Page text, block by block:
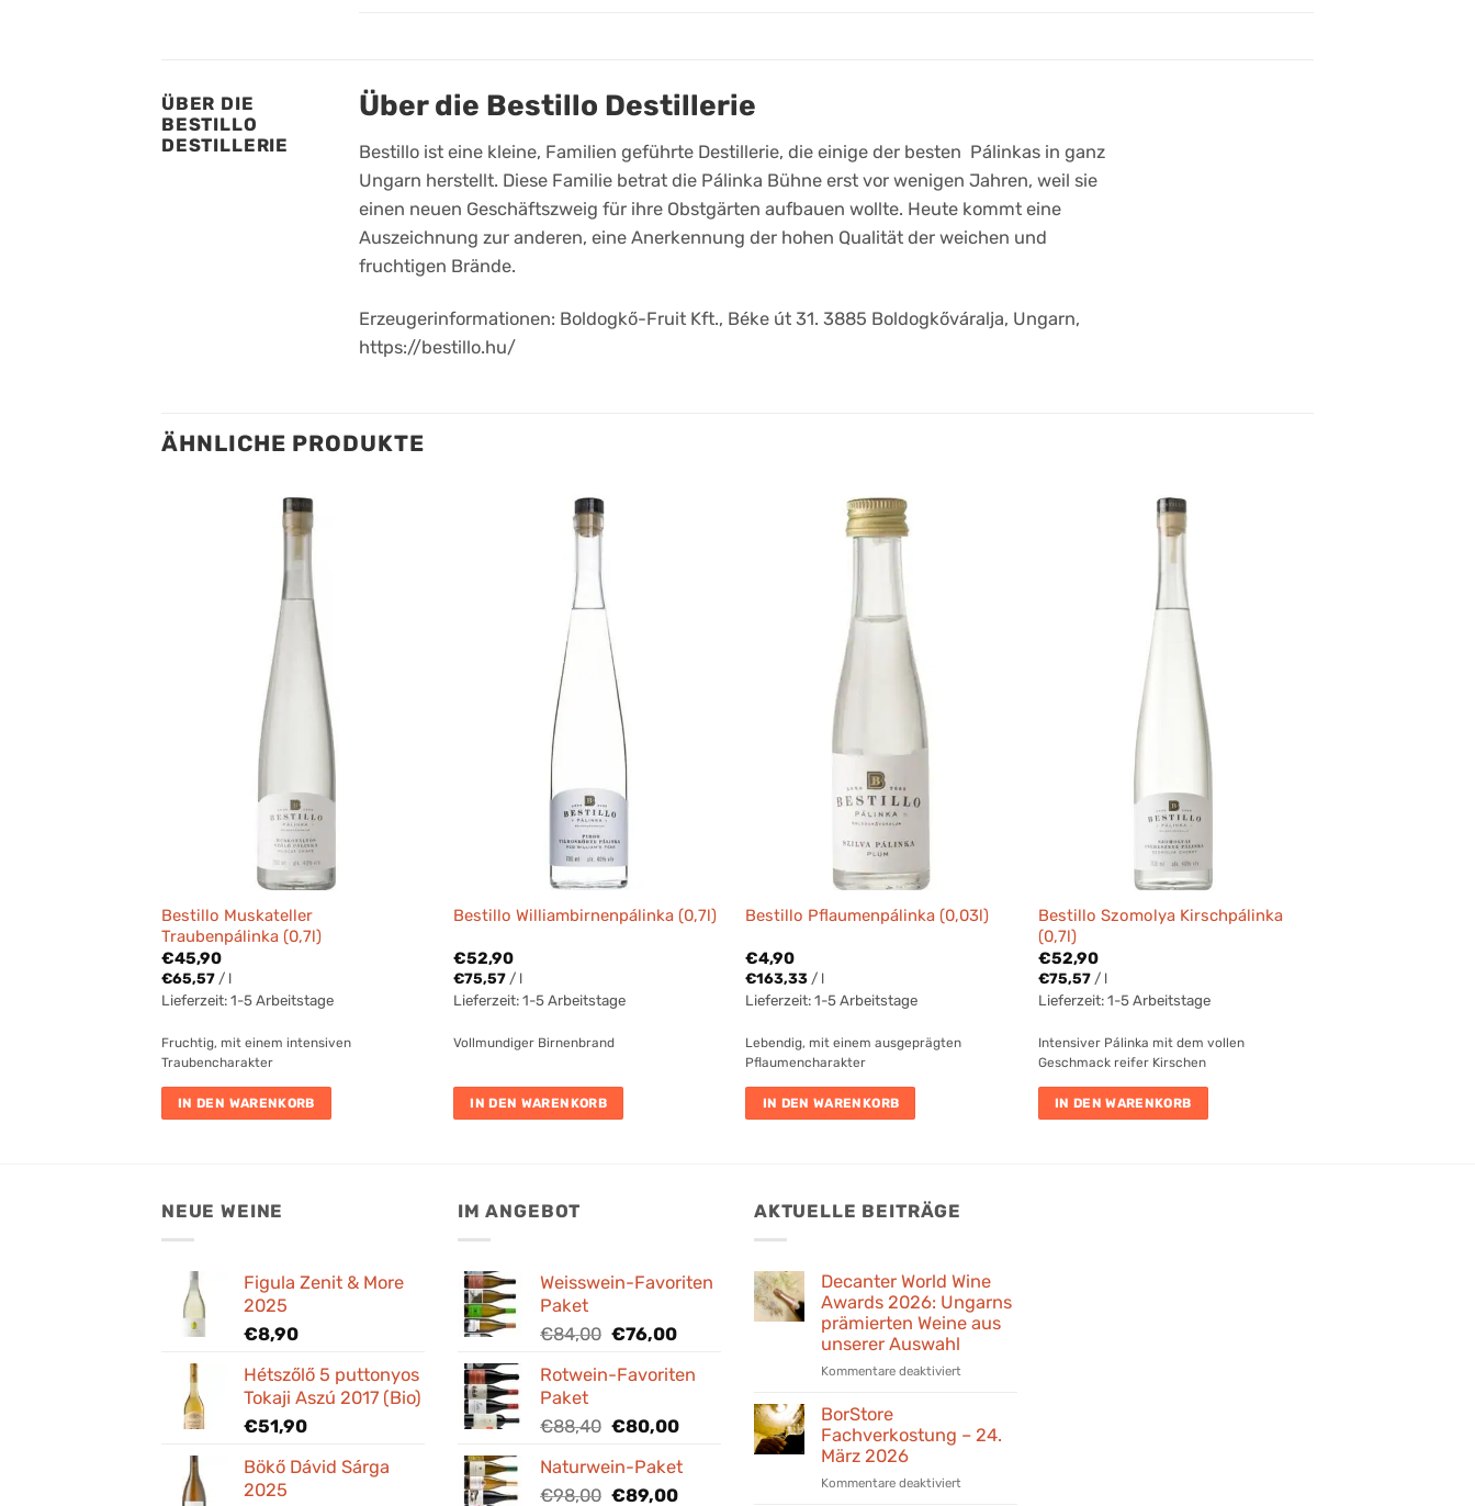
ÜBER DIE
BESTILLO
DESTILLERIE
Über die Bestillo Destillerie
Bestillo ist eine kleine, Familien geführte Destillerie, die einige der besten Pálinkas in ganz
Ungarn herstellt. Diese Familie betrat die Pálinka Bühne erst vor wenigen Jahren, weil sie
einen neuen Geschäftszweig für ihre Obstgärten aufbauen wollte. Heute kommt eine
Auszeichnung zur anderen, eine Anerkennung der hohen Qualität der weichen und
fruchtigen Brände.
Erzeugerinformationen: Boldogkő-Fruit Kft., Béke út 31. 3885 Boldogkőváralja, Ungarn,
https://bestillo.hu/
ÄHNLICHE PRODUKTE
Bestillo Muskateller
Traubenpálinka (0,7l)
€45,90
€65,57/ l
Lieferzeit: 1-5 Arbeitstage
Fruchtig, mit einem intensiven
Traubencharakter
IN DEN WARENKORB
Bestillo Williambirnenpálinka (0,7l)
€52,90
€75,57 / l
Lieferzeit:1-5 Arbeitstage
Vollmundiger Birnenbrand
IN DEN WARENKORB
Bestillo Pflaumenpálinka (0,03l)
€4,90
€163,33 / l
Lieferzeit:1-5 Arbeitstage
Lebendig, mit einem ausgeprägten
Pflaumencharakter
IN DEN WARENKORB
Bestillo Szomolya Kirschpálinka
(0,7l)
€52,90
€75,57/ l
Lieferzeit: 1-5 Arbeitstage
Intensiver Pálinka mit dem vollen
Geschmack reifer Kirschen
IN DEN WARENKORB
NEUE WEINE
Figula Zenit & More
2025
€8,90
Hétszőlő 5 puttonyos
Tokaji Aszú 2017 (Bio)
€51,90
Bökő Dávid Sárga
2025
IM ANGEBOT
Weisswein-Favoriten
Paket
€84,00 Ursprünglicher
war:
€76,00Aktueller
ist:
Rotwein-Favoriten
Paket
€88,40 Ursprünglicher
war:
€88,40
€80,00Aktueller
ist:
€80,00.
Naturwein-Paket
€98,00 Ursprünglicher
€89,00Aktueller
AKTUELLE BEITRÄGE
Decanter World Wine
Awards 2026: Ungarns
prämierten Weine aus
unserer Auswahl
Kommentare deaktiviert
Wine
Ungarns
BorStore
Fachverkostung – 24.
März 2026
Kommentare deaktiviert